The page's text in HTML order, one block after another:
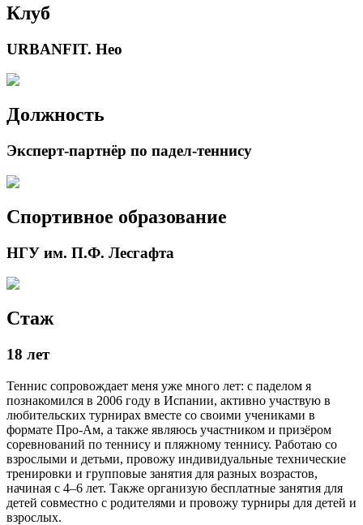
Клуб
URBANFIT. Нео
Должность
Эксперт-партнёр по падел-теннису
Спортивное образование
НГУ им. П.Ф. Лесгафта
Стаж
18 лет
Теннис сопровождает меня уже много лет: с паделом я
познакомился в 2006 году в Испании, активно участвую в
любительских турнирах вместе со своими учениками в
формате Про-Ам, а также являюсь участником и призёром
соревнований по теннису и пляжному теннису. Работаю со
взрослыми и детьми, провожу индивидуальные технические
тренировки и групповые занятия для разных возрастов,
начиная с 4–6 лет. Также организую бесплатные занятия для
детей совместно с родителями и провожу турниры для детей и
взрослых.